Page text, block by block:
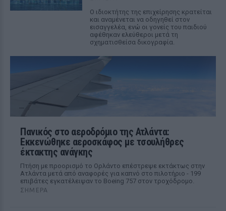
Ο ιδιοκτήτης της επιχείρησης κρατείται
και αναμένεται να οδηγηθεί στον
εισαγγελέα, ενώ οι γονείς του παιδιού
αφέθηκαν ελεύθεροι μετά τη
σχηματισθείσα δικογραφία.
Πανικός στο αεροδρόμιο της Ατλάντα:
Εκκενώθηκε αεροσκάφος με τσουλήθρες
έκτακτης ανάγκης
Πτήση με προορισμό το Ορλάντο επέστρεψε εκτάκτως στην
Ατλάντα μετά από αναφορές για καπνό στο πιλοτήριο - 199
επιβάτες εγκατέλειψαν το Boeing 757 στον τροχόδρομο.
ΣΉΜΕΡΑ